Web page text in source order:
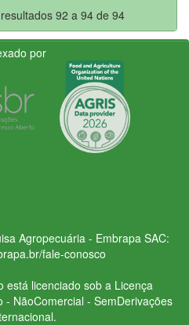
92 a 94 de 94
por
Agropecuária - Embrapa SAC:
fale-conosco
está licenciado sob a Licença
NãoComercial - SemDerivações